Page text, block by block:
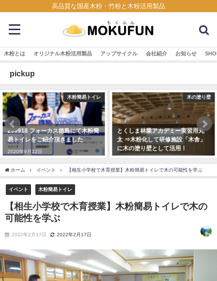
高品質な国産木粉・竹粉と木粉活用製品
木粉とは オリジナル木粉活用製品 アップサイクル 会社紹介 お知らせ
pickup
レ 木の塗り壁
とくしま林業アカデミー実習用丸
太 ⇒木粉化して研修施設「木舎」
に木の塗り壁として活用！
木粉・
【パウダー加工の依頼対応】木
粉・竹粉/おが粉・チップなど粉
加工の受託について
ホーム イベント 【相生小学校で木育授業】木粉簡易トイレで木の可能性を学ぶ
イベント 木粉簡易トイレ
【相生小学校で木育授業】木粉簡易トイレで木の
可能性を学ぶ
2022年2月17日 2022年2月17日